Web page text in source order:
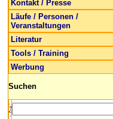
Kontakt / Presse
Läufe / Personen /
Veranstaltungen
Literatur
Tools / Training
Werbung
Suchen